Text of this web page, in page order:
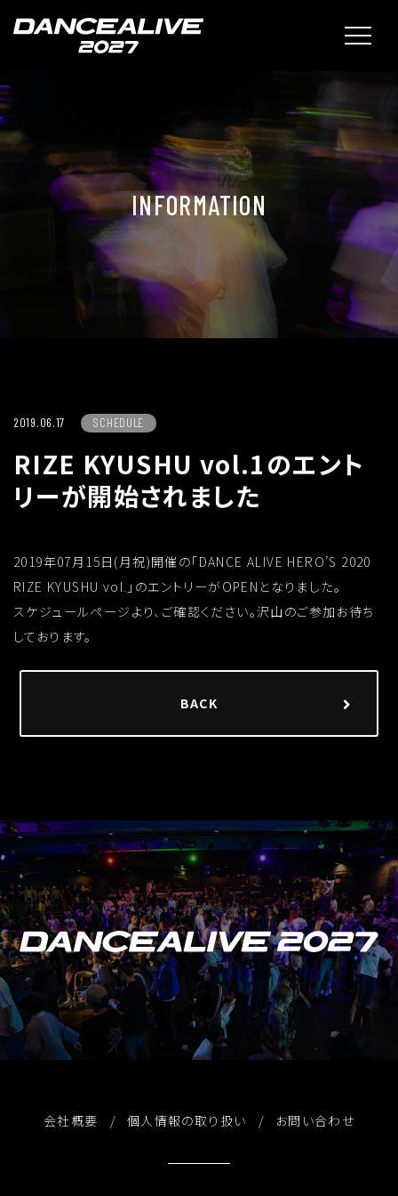
INFORMATION
2019.06.17 SCHEDULE
RIZE KYUSHU vol.1のエント
リーが開始されました
2019年07月15日(月祝)開催の「DANCE ALIVE HERO’S 2020
RIZE KYUSHU vol.」のエントリーがOPENとなりました。
スケジュールページより、ご確認ください。沢山のご参加お待ち
しております。
BACK
会社概要 個人情報の取り扱い お問い合わせ